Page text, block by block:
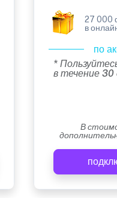
27 000
в
по
*
в течение 30
В